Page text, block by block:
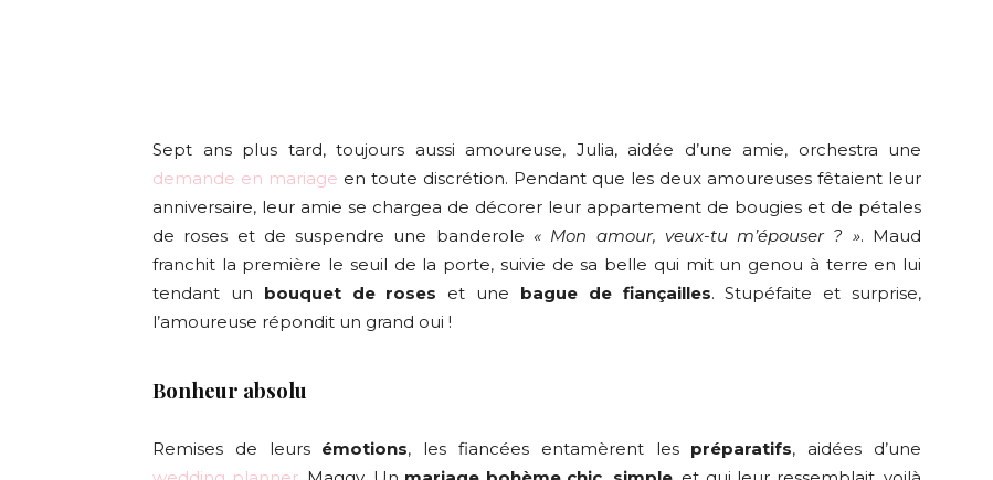
Sept ans plus tard, toujours aussi amoureuse, Julia, aidée d’une amie, orchestra une
demande en mariage en toute discrétion. Pendant que les deux amoureuses fêtaient leur
anniversaire, leur amie se chargea de décorer leur appartement de bougies et de pétales
de roses et de suspendre une banderole « Mon amour, veux-tu m’épouser ? ». Maud
franchit la première le seuil de la porte, suivie de sa belle qui mit un genou à terre en lui
tendant un bouquet de roses et une bague de fiançailles. Stupéfaite et surprise,
l’amoureuse répondit un grand oui !
Bonheur absolu
Remises de leurs émotions, les fiancées entamèrent les préparatifs, aidées d’une